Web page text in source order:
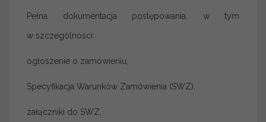
Pełna dokumentacja postępowania, w tym
w szczególności:
ogłoszenie o zamówieniu,
Specyfikacja Warunków Zamówienia (SWZ),
załączniki do SWZ,